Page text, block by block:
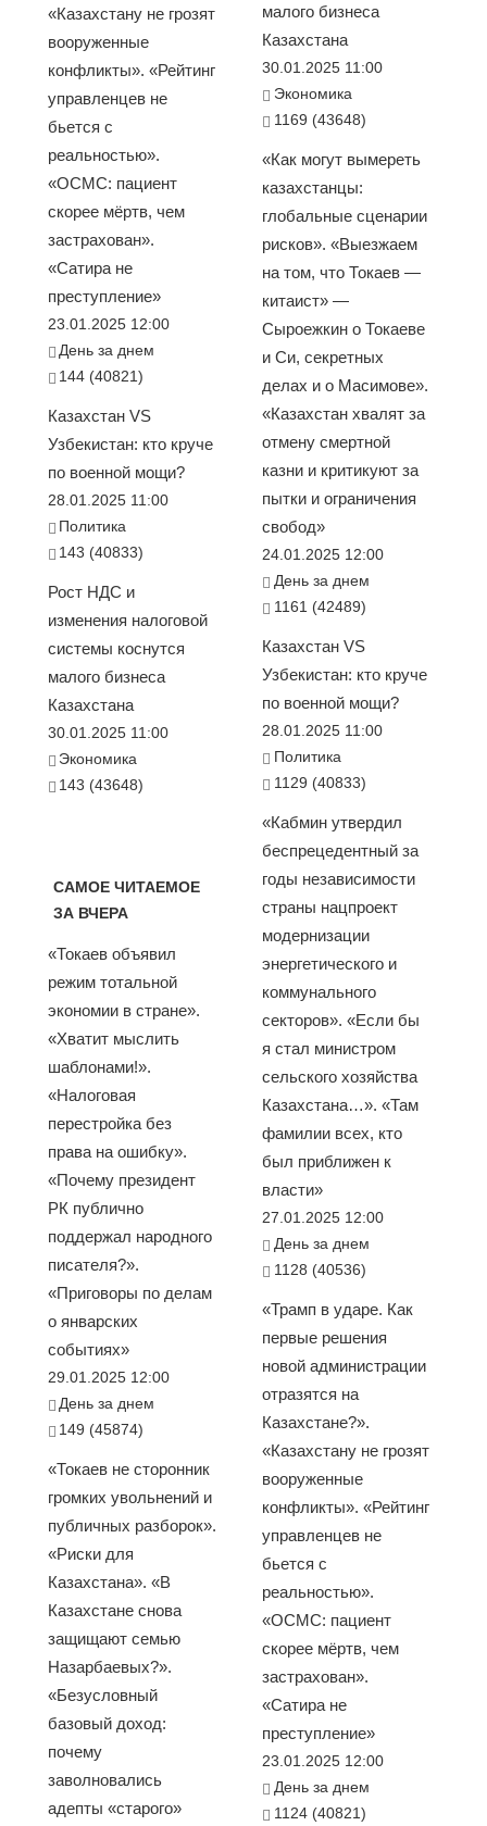
«Казахстану не грозят
вооруженные
конфликты». «Рейтинг
управленцев не
бьется с
реальностью».
«ОСМС: пациент
скорее мёртв, чем
застрахован».
«Сатира не
преступление»
23.01.2025 12:00
День за днем
144 (40821)
Казахстан VS
Узбекистан: кто круче
по военной мощи?
28.01.2025 11:00
Политика
143 (40833)
Рост НДС и
изменения налоговой
системы коснутся
малого бизнеса
Казахстана
30.01.2025 11:00
Экономика
143 (43648)
САМОЕ ЧИТАЕМОЕ
ЗА ВЧЕРА
«Токаев объявил
режим тотальной
экономии в стране».
«Хватит мыслить
шаблонами!».
«Налоговая
перестройка без
права на ошибку».
«Почему президент
РК публично
поддержал народного
писателя?».
«Приговоры по делам
о январских
событиях»
29.01.2025 12:00
День за днем
149 (45874)
«Токаев не сторонник
громких увольнений и
публичных разборок».
«Риски для
Казахстана». «В
Казахстане снова
защищают семью
Назарбаевых?».
«Безусловный
базовый доход:
почему
заволновались
адепты «старого»
малого бизнеса
Казахстана
30.01.2025 11:00
Экономика
1169 (43648)
«Как могут вымереть
казахстанцы:
глобальные сценарии
рисков». «Выезжаем
на том, что Токаев —
китаист» —
Сыроежкин о Токаеве
и Си, секретных
делах и о Масимове».
«Казахстан хвалят за
отмену смертной
казни и критикуют за
пытки и ограничения
свобод»
24.01.2025 12:00
День за днем
1161 (42489)
Казахстан VS
Узбекистан: кто круче
по военной мощи?
28.01.2025 11:00
Политика
1129 (40833)
«Кабмин утвердил
беспрецедентный за
годы независимости
страны нацпроект
модернизации
энергетического и
коммунального
секторов». «Если бы
я стал министром
сельского хозяйства
Казахстана…». «Там
фамилии всех, кто
был приближен к
власти»
27.01.2025 12:00
День за днем
1128 (40536)
«Трамп в ударе. Как
первые решения
новой администрации
отразятся на
Казахстане?».
«Казахстану не грозят
вооруженные
конфликты». «Рейтинг
управленцев не
бьется с
реальностью».
«ОСМС: пациент
скорее мёртв, чем
застрахован».
«Сатира не
преступление»
23.01.2025 12:00
День за днем
1124 (40821)